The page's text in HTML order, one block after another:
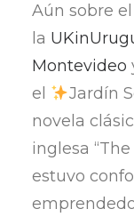
Aún sobre
la
Montevideo
el
Jardín
novela
inglesa
estuvo